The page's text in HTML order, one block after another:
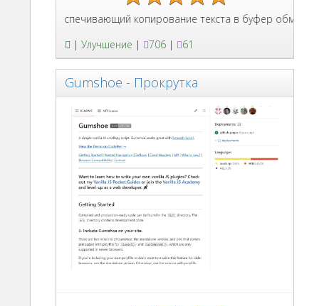
обеспечивающий копирование текста в буфер обмена с
| Улучшение | 706 | 61
Gumshoe - Прокрутка